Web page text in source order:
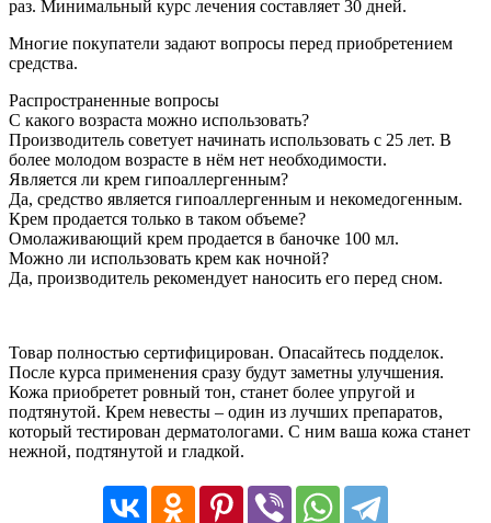
раз. Минимальный курс лечения составляет 30 дней.
Многие покупатели задают вопросы перед приобретением
средства.
Распространенные вопросы
С какого возраста можно использовать?
Производитель советует начинать использовать с 25 лет. В
более молодом возрасте в нём нет необходимости.
Является ли крем гипоаллергенным?
Да, средство является гипоаллергенным и некомедогенным.
Крем продается только в таком объеме?
Омолаживающий крем продается в баночке 100 мл.
Можно ли использовать крем как ночной?
Да, производитель рекомендует наносить его перед сном.
Товар полностью сертифицирован. Опасайтесь подделок.
После курса применения сразу будут заметны улучшения.
Кожа приобретет ровный тон, станет более упругой и
подтянутой. Крем невесты – один из лучших препаратов,
который тестирован дерматологами. С ним ваша кожа станет
нежной, подтянутой и гладкой.